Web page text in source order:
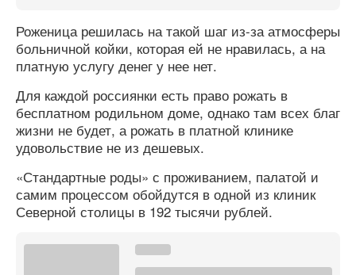
Роженица решилась на такой шаг из-за атмосферы
больничной койки, которая ей не нравилась, а на
платную услугу денег у нее нет.
Для каждой россиянки есть право рожать в
бесплатном родильном доме, однако там всех благ
жизни не будет, а рожать в платной клинике
удовольствие не из дешевых.
«Стандартные роды» с проживанием, палатой и
самим процессом обойдутся в одной из клиник
Северной столицы в 192 тысячи рублей.